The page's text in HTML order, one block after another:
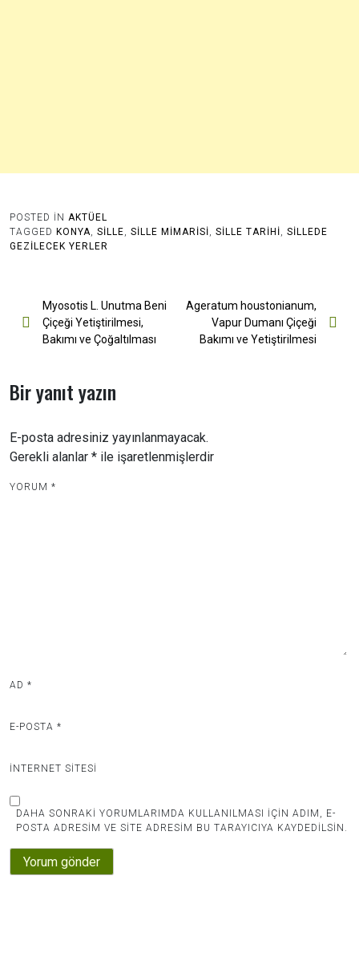
POSTED IN AKTÜEL
TAGGED KONYA SILLE SILLE MIMARISI SILLE TARIHI
SILLEDE
GEZILECEK YERLER
Yazı
gezinmesi
Myosotis L. Unutma Beni
Çiçeği Yetiştirilmesi,
Bakımı ve Çoğaltılması
Ageratum houstonianum,
Vapur Dumanı Çiçeği
Bakımı ve Yetiştirilmesi
Bir yanıt yazın
E-posta adresiniz yayınlanmayacak.
Gerekli alanlar * ile işaretlenmişlerdir
YORUM *
AD *
E-POSTA *
İNTERNET SITESI
DAHA SONRAKI YORUMLARIMDA KULLANILMASI IÇIN ADIM, E-
POSTA ADRESIM VE SITE ADRESIM BU TARAYICIYA KAYDEDILSIN.